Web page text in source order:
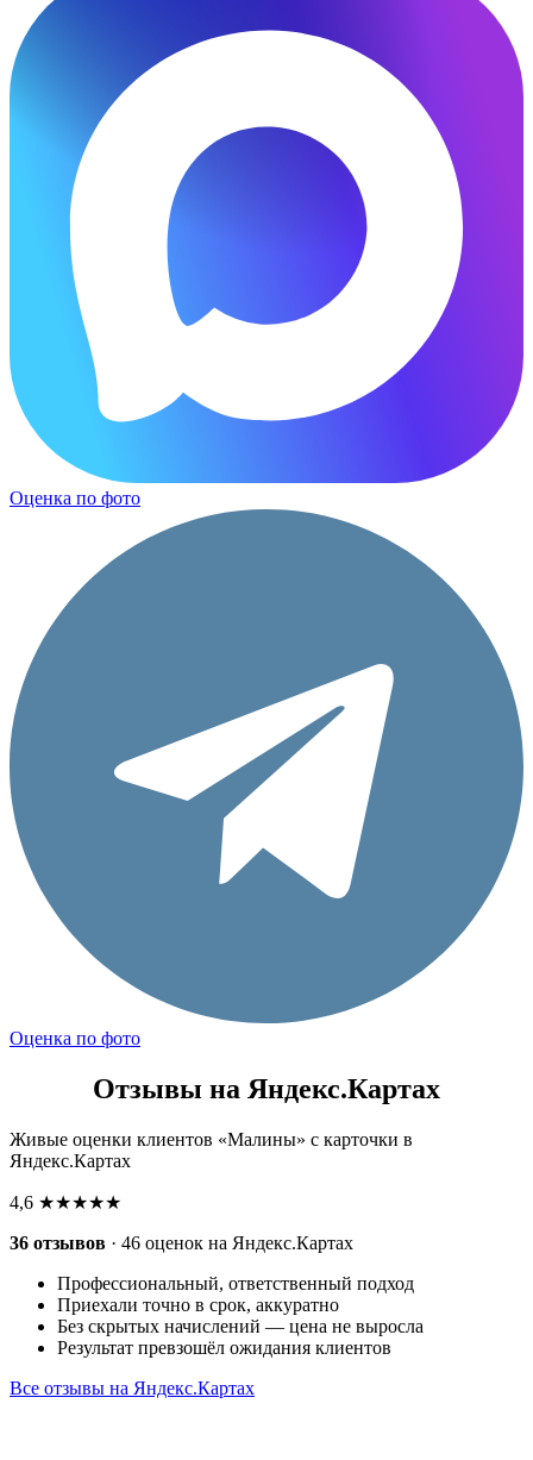
Оценка по фото
Оценка по фото
Отзывы на Яндекс.Картах
Живые оценки клиентов «Малины» с карточки в
Яндекс.Картах
4,6 ★★★★★
36 отзывов · 46 оценок на Яндекс.Картах
Профессиональный, ответственный подход
Приехали точно в срок, аккуратно
Без скрытых начислений — цена не выросла
Результат превзошёл ожидания клиентов
Все отзывы на Яндекс.Картах